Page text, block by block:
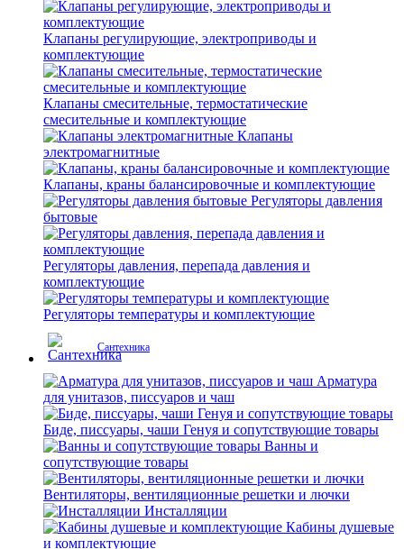
Клапаны регулирующие, электроприводы и
комплектующие
Клапаны смесительные, термостатические
смесительные и комплектующие
Клапаны
электромагнитные
Клапаны, краны балансировочные и комплектующие
Регуляторы давления
бытовые
Регуляторы давления, перепада давления и
комплектующие
Регуляторы температуры и комплектующие
Сантехника
Арматура
для унитазов, писсуаров и чаш
Биде, писсуары, чаши Генуя и сопутствующие товары
Ванны и
сопутствующие товары
Вентиляторы, вентиляционные решетки и лючки
Инсталляции
Кабины душевые
и комплектующие